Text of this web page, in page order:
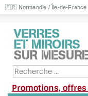
🇫🇷 Normandie / Île-de-France
Promotions,